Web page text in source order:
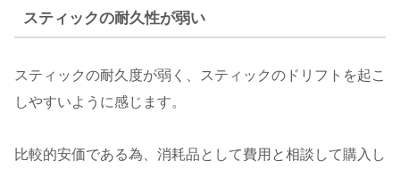
スティックの耐久性が弱い
スティックの耐久度が弱く、スティックのドリフトを起こ
しやすいように感じます。
比較的安価である為、消耗品として費用と相談して購入し